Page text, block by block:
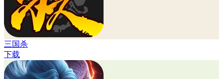
三国杀
下载